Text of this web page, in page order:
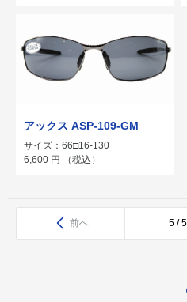
アックス ASP-109-GM
サイズ：66□16-130
6,600 円 （税込）
前へ 5 / 5